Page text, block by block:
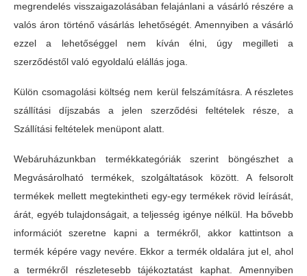
megrendelés visszaigazolásában felajánlani a vásárló részére a
valós áron történő vásárlás lehetőségét. Amennyiben a vásárló
ezzel a lehetőséggel nem kíván élni, úgy megilleti a
szerződéstől való egyoldalú elállás joga.
Külön csomagolási költség nem kerül felszámításra. A részletes
szállítási díjszabás a jelen szerződési feltételek része, a
Szállítási feltételek menüpont alatt.
Webáruházunkban termékkategóriák szerint böngészhet a
Megvásárolható termékek, szolgáltatások között. A felsorolt
termékek mellett megtekintheti egy-egy termékek rövid leírását,
árát, egyéb tulajdonságait, a teljesség igénye nélkül. Ha bővebb
információt szeretne kapni a termékről, akkor kattintson a
termék képére vagy nevére. Ekkor a termék oldalára jut el, ahol
a termékről részletesebb tájékoztatást kaphat. Amennyiben